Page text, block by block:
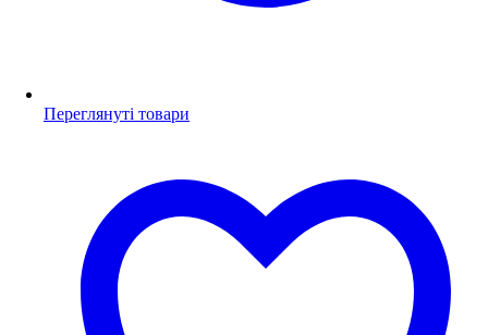
Переглянуті товари